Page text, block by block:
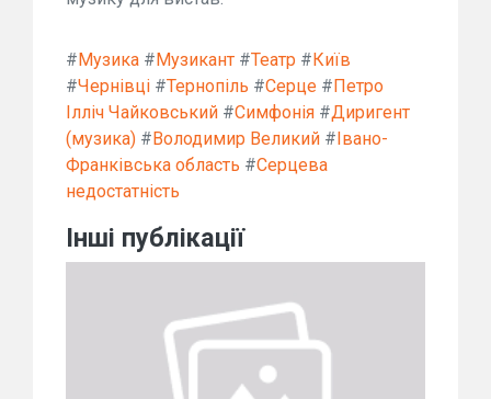
#Музика #Музикант #Театр #Київ
#Чернівці #Тернопіль #Серце #Петро
Ілліч Чайковський #Симфонія #Диригент
(музика) #Володимир Великий #Івано-
Франківська область #Серцева
недостатність
Інші публікації